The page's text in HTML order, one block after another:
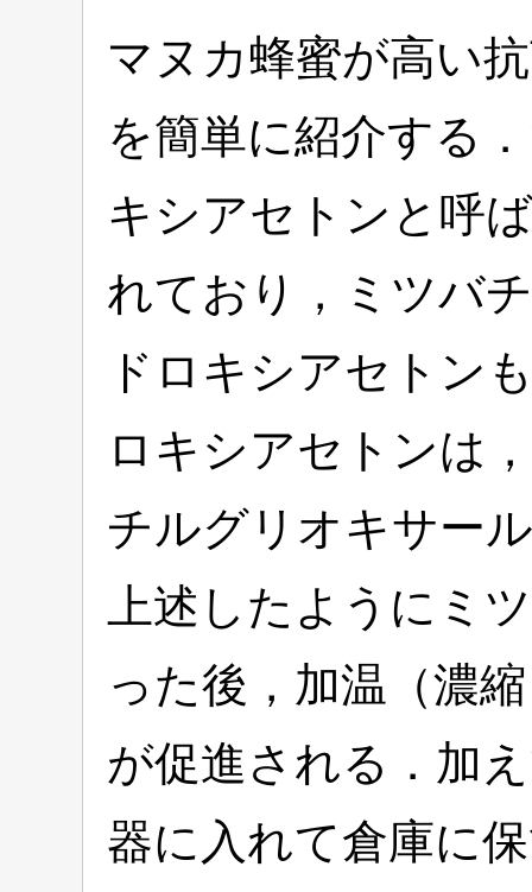
マヌカ蜂蜜が高い
を簡単に紹介する
キシアセトンと呼
れており，ミツバ
ドロキシアセトン
ロキシアセトンは
チルグリオキサー
上述したようにミ
った後，加温（濃
が促進される．加
器に入れて倉庫に